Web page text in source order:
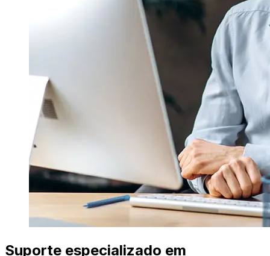
Suporte especializado em